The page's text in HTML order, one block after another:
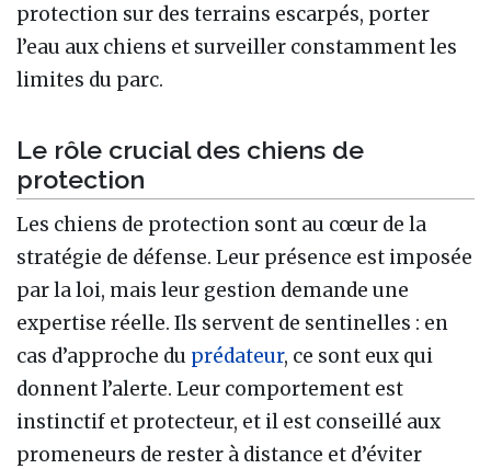
protection sur des terrains escarpés, porter
l’eau aux chiens et surveiller constamment les
limites du parc.
Le rôle crucial des chiens de
protection
Les chiens de protection sont au cœur de la
stratégie de défense. Leur présence est imposée
par la loi, mais leur gestion demande une
expertise réelle. Ils servent de sentinelles : en
cas d’approche du prédateur, ce sont eux qui
donnent l’alerte. Leur comportement est
instinctif et protecteur, et il est conseillé aux
promeneurs de rester à distance et d’éviter